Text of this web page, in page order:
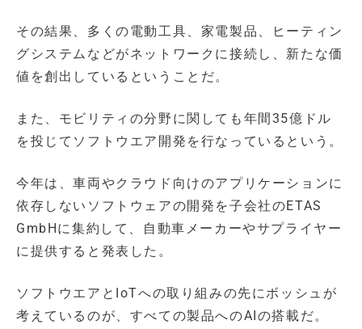
その結果、多くの電動工具、家電製品、ヒーティン
グシステムなどがネットワークに接続し、新たな価
値を創出しているということだ。
また、モビリティの分野に関しても年間35億ドル
を投じてソフトウエア開発を行なっているという。
今年は、車両やクラウド向けのアプリケーションに
依存しないソフトウェアの開発を子会社のETAS
GmbHに集約して、自動車メーカーやサプライヤー
に提供すると発表した。
ソフトウエアとIoTへの取り組みの先にボッシュが
考えているのが、すべての製品へのAIの搭載だ。